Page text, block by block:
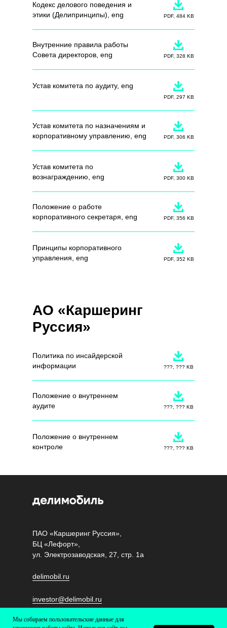
Мы собираем пользовательские данные для
Кодекс делового поведения и
этики (Делипринципы) , eng PDF, 484 KB
Внутренние правила работы
Совета директоров , eng PDF, 328 KB
Устав комитета по аудиту, eng
PDF, 297 KB
Устав комитета по назначениям и
корпоративному управлению , eng PDF, 306 KB
Устав комитета по
вознаграждению , eng PDF, 300 KB
Положение о работе
корпоративного секретаря , eng PDF, 356 KB
Принципы корпоративного
управления , eng PDF, 352 KB
Политика по инсайдерской
информации
???, ??? KB
АО «Каршеринг
Руссия»
Положение о внутреннем
аудите
???, ??? KB
Положение о внутреннем
контроле
???, ??? KB
ПАО «Каршеринг Руссия»,
БЦ «Лефорт»,
ул. Электрозаводская, 27, стр. 1а
investor@delimobil.ru
delimobil.ru
Политика обработки персональных данных